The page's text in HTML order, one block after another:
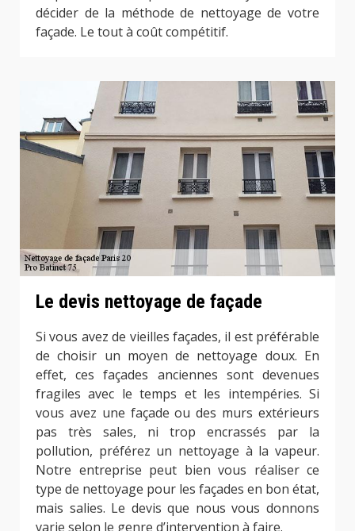
décider de la méthode de nettoyage de votre
façade. Le tout à coût compétitif.
Le devis nettoyage de façade
Si vous avez de vieilles façades, il est préférable
de choisir un moyen de nettoyage doux. En
effet, ces façades anciennes sont devenues
fragiles avec le temps et les intempéries. Si
vous avez une façade ou des murs extérieurs
pas très sales, ni trop encrassés par la
pollution, préférez un nettoyage à la vapeur.
Notre entreprise peut bien vous réaliser ce
type de nettoyage pour les façades en bon état,
mais salies. Le devis que nous vous donnons
varie selon le genre d’intervention à faire.